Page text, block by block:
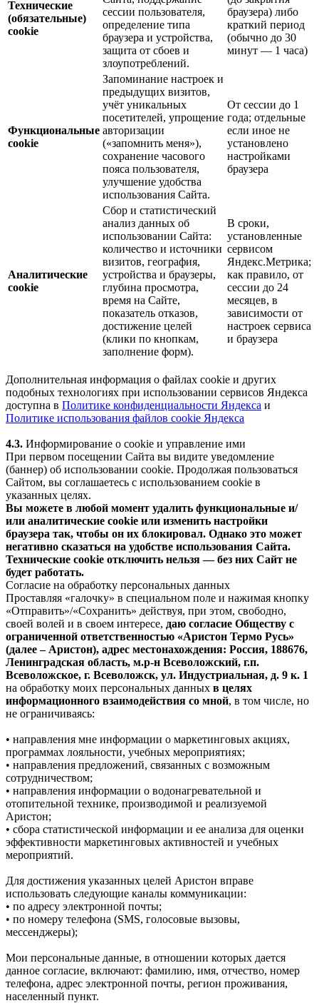
Технические
(обязательные)
cookie
сессии пользователя,
определение типа
браузера и устройства,
защита от сбоев и
злоупотреблений.
браузера) либо
краткий период
(обычно до 30
минут — 1 часа)
Функциональные
cookie
Запоминание настроек и
предыдущих визитов,
учёт уникальных
посетителей, упрощение
авторизации
(«запомнить меня»),
сохранение часового
пояса пользователя,
улучшение удобства
использования Сайта.
От сессии до 1
года; отдельные
если иное не
установлено
настройками
браузера
Аналитические
cookie
Сбор и статистический
анализ данных об
использовании Сайта:
количество и источники
визитов, география,
устройства и браузеры,
глубина просмотра,
время на Сайте,
показатель отказов,
достижение целей
(клики по кнопкам,
заполнение форм).
В сроки,
установленные
сервисом
Яндекс.Метрика;
как правило, от
сессии до 24
месяцев, в
зависимости от
настроек сервиса
и браузера
Дополнительная информация о файлах cookie и других
подобных технологиях при использовании сервисов Яндекса
доступна в Политике конфиденциальности Яндекса и
Политике использования файлов cookie Яндекса
4.3. Информирование о cookie и управление ими
При первом посещении Сайта вы видите уведомление
(баннер) об использовании cookie. Продолжая пользоваться
Сайтом, вы соглашаетесь с использованием cookie в
указанных целях.
Вы можете в любой момент удалить функциональные и/
или аналитические cookie или изменить настройки
браузера так, чтобы он их блокировал. Однако это может
негативно сказаться на удобстве использования Сайта.
Технические cookie отключить нельзя — без них Сайт не
будет работать.
Согласие на обработку персональных данных
Проставляя «галочку» в специальном поле и нажимая кнопку
«Отправить»/«Сохранить» действуя, при этом, свободно,
своей волей и в своем интересе, даю согласие Обществу с
ограниченной ответственностью «Аристон Термо Русь»
(далее – Аристон), адрес местонахождения: Россия, 188676,
Ленинградская область, м.р-н Всеволожский, г.п.
Всеволожское, г. Всеволожск, ул. Индустриальная, д. 9 к. 1
на обработку моих персональных данных в целях
информационного взаимодействия со мной, в том числе, но
не ограничиваясь:
• направления мне информации о маркетинговых акциях,
программах лояльности, учебных мероприятиях;
• направления предложений, связанных с возможным
сотрудничеством;
• направления информации о водонагревательной и
отопительной технике, производимой и реализуемой
Аристон;
• сбора статистической информации и ее анализа для оценки
эффективности маркетинговых активностей и учебных
мероприятий.
Для достижения указанных целей Аристон вправе
использовать следующие каналы коммуникации:
• по адресу электронной почты;
• по номеру телефона (SMS, голосовые вызовы,
мессенджеры);
Мои персональные данные, в отношении которых дается
данное согласие, включают: фамилию, имя, отчество, номер
телефона, адрес электронной почты, регион проживания,
населенный пункт.